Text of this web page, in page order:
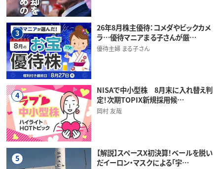
3
26年8月株主優待：コメダやビックカメ
ラ…優待マニアまる子さんが厳…
優待主婦 まる子さん
4
NISAで中小型株 8月末に入れ替え判
定！次期TOPIX新規採用候…
岡村 友哉
5
【解説】スペースX初決算！ベールを脱い
だイーロン・マスクによる「宇…